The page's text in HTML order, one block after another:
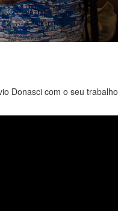
Donasci com o seu trabalho